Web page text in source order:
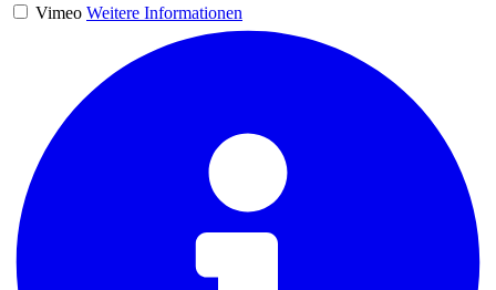
Vimeo Weitere Informationen